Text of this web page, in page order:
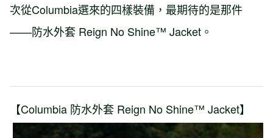
次從Columbia選來的四樣裝備，最期待的是那件
——防水外套 Reign No Shine™ Jacket。
【Columbia 防水外套 Reign No Shine™ Jacket】